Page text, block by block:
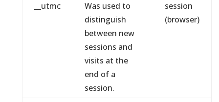
__utmc
Was used to
distinguish
between new
sessions and
visits at the
end of a
session.
session
(browser)